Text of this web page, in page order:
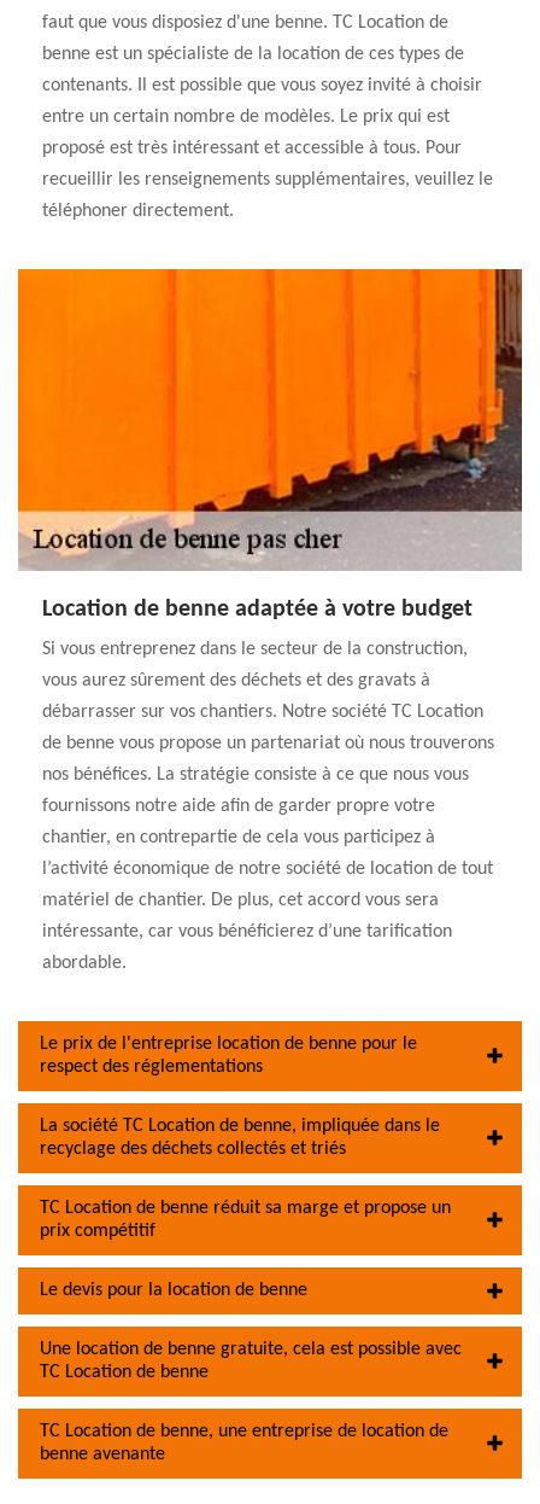
faut que vous disposiez d'une benne. TC Location de
benne est un spécialiste de la location de ces types de
contenants. Il est possible que vous soyez invité à choisir
entre un certain nombre de modèles. Le prix qui est
proposé est très intéressant et accessible à tous. Pour
recueillir les renseignements supplémentaires, veuillez le
téléphoner directement.
Location de benne adaptée à votre budget
Si vous entreprenez dans le secteur de la construction,
vous aurez sûrement des déchets et des gravats à
débarrasser sur vos chantiers. Notre société TC Location
de benne vous propose un partenariat où nous trouverons
nos bénéfices. La stratégie consiste à ce que nous vous
fournissons notre aide afin de garder propre votre
chantier, en contrepartie de cela vous participez à
l’activité économique de notre société de location de tout
matériel de chantier. De plus, cet accord vous sera
intéressante, car vous bénéficierez d’une tarification
abordable.
Le prix de l'entreprise location de benne pour le
respect des réglementations
La société TC Location de benne, impliquée dans le
recyclage des déchets collectés et triés
TC Location de benne réduit sa marge et propose un
prix compétitif
Le devis pour la location de benne
Une location de benne gratuite, cela est possible avec
TC Location de benne
TC Location de benne, une entreprise de location de
benne avenante